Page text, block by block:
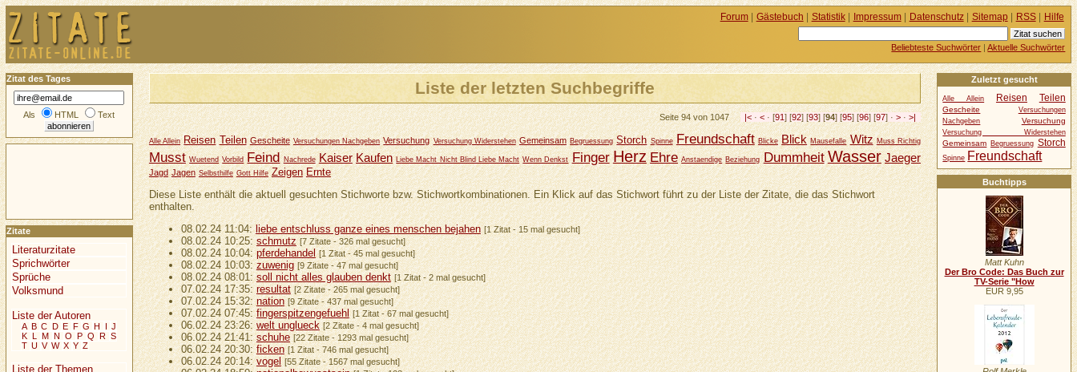
Liste der letzten Suchbegriffe
Seite 94 von 1047 |< ·< · [91] [92] [93] [94] [95] [96] [97] ·> ·>|
Alle Allein Reisen Teilen Gescheite Versuchungen Nachgeben Versuchung Versuchung Widerstehen Gemeinsam Begruessung Storch Spinne Freundschaft Blicke Blick Mausefalle Witz Muss Richtig
Musst Wuetend Vorbild Feind Nachrede Kaiser Kaufen Liebe Macht Nicht Blind Liebe Macht Wenn Denkst Finger Herz Ehre Anstaendige Beziehung Dummheit Wasser Jaeger
Jagd Jagen Selbsthilfe Gott Hilfe Zeigen Ernte
Diese Liste enthält die aktuell gesuchten Stichworte bzw. Stichwortkombinationen. Ein Klick auf das Stichwort führt zu der Liste der Zitate, die das Stichwort
enthalten.
08.02.24 11:04:liebe entschluss ganze eines menschen bejahen [1 Zitat - 15 mal gesucht]
08.02.24 10:25:schmutz [7 Zitate - 326 mal gesucht]
08.02.24 10:04:pferdehandel [1 Zitat - 45 mal gesucht]
08.02.24 10:03:zuwenig [9 Zitate - 47 mal gesucht]
08.02.24 08:01:soll nicht alles glauben denkt [1 Zitat - 2 mal gesucht]
07.02.24 17:35:resultat [2 Zitate - 265 mal gesucht]
07.02.24 15:32:nation [9 Zitate - 437 mal gesucht]
07.02.24 07:45:fingerspitzengefuehl [1 Zitat - 67 mal gesucht]
06.02.24 23:26:welt unglueck [2 Zitate - 4 mal gesucht]
06.02.24 21:41:schuhe [22 Zitate - 1293 mal gesucht]
06.02.24 20:30:ficken [1 Zitat - 746 mal gesucht]
06.02.24 20:14:vogel [55 Zitate - 1567 mal gesucht]
Zuletzt gesucht
Alle Allein Reisen Teilen
Gescheite
Versuchungen
Nachgeben
Versuchung
Versuchung Widerstehen
Gemeinsam Begruessung Storch
Spinne Freundschaft
Buchtipps
Matt Kuhn
Der Bro Code: Das Buch zur
TV-Serie "How
EUR 9,95
Zitat des Tages
Als HTML Text
Zitate
Literaturzitate
Sprichwörter
Sprüche
Volksmund
Liste der Autoren
A B C D E F G H I J
K L M N O P Q R S
T U V W X Y Z
Liste der Themen
Forum| Gästebuch | Statistik| Impressum| Datenschutz| Sitemap| RSS| Hilfe
Beliebteste Suchwörter |Aktuelle Suchwörter